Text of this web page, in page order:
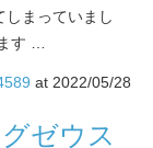
まっていまし
す …
at 2022/05/28
ゼウス